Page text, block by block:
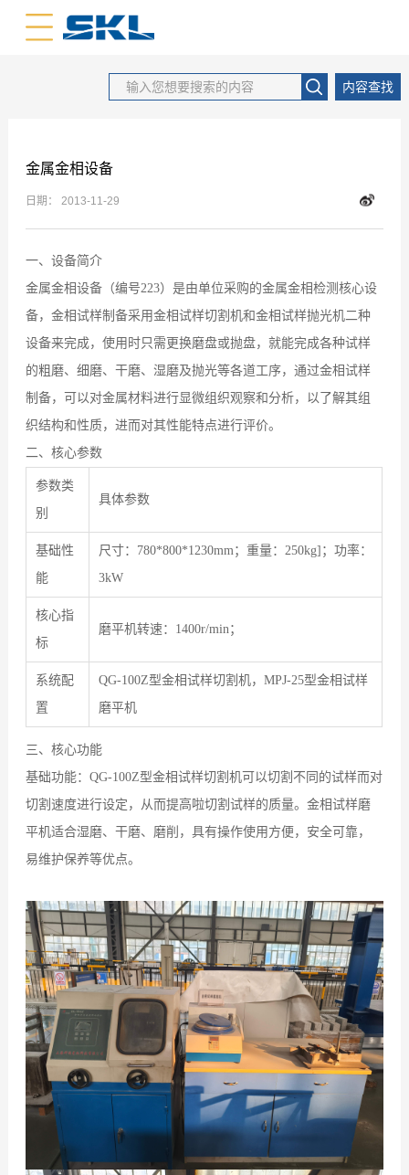
中文版 英文版
内容查找
金属金相设备
日期： 2013-11-29
一、设备简介
金属金相设备（编号223）是由单位采购的金属金相检测核心设
备，金相试样制备采用金相试样切割机和金相试样抛光机二种
设备来完成，使用时只需更换磨盘或抛盘，就能完成各种试样
的粗磨、细磨、干磨、湿磨及抛光等各道工序，通过金相试样
制备，可以对金属材料进行显微组织观察和分析，以了解其组
织结构和性质，进而对其性能特点进行评价。
二、核心参数
参数类
别
具体参数
基础性
能
尺寸：780*800*1230mm；重量：250kg]；功率：
3kW
核心指
标
磨平机转速：1400r/min；
系统配
置
QG-100Z型金相试样切割机，MPJ-25型金相试样
磨平机
三、核心功能
基础功能：QG-100Z型金相试样切割机可以切割不同的试样而对
切割速度进行设定，从而提高啦切割试样的质量。金相试样磨
平机适合湿磨、干磨、磨削，具有操作使用方便，安全可靠，
易维护保养等优点。